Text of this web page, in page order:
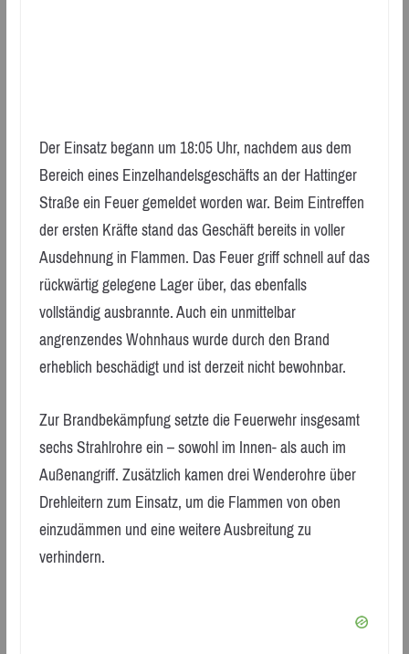
Der Einsatz begann um 18:05 Uhr, nachdem aus dem
Bereich eines Einzelhandelsgeschäfts an der Hattinger
Straße ein Feuer gemeldet worden war. Beim Eintreffen
der ersten Kräfte stand das Geschäft bereits in voller
Ausdehnung in Flammen. Das Feuer griff schnell auf das
rückwärtig gelegene Lager über, das ebenfalls
vollständig ausbrannte. Auch ein unmittelbar
angrenzendes Wohnhaus wurde durch den Brand
erheblich beschädigt und ist derzeit nicht bewohnbar.
Zur Brandbekämpfung setzte die Feuerwehr insgesamt
sechs Strahlrohre ein – sowohl im Innen- als auch im
Außenangriff. Zusätzlich kamen drei Wenderohre über
Drehleitern zum Einsatz, um die Flammen von oben
einzudämmen und eine weitere Ausbreitung zu
verhindern.